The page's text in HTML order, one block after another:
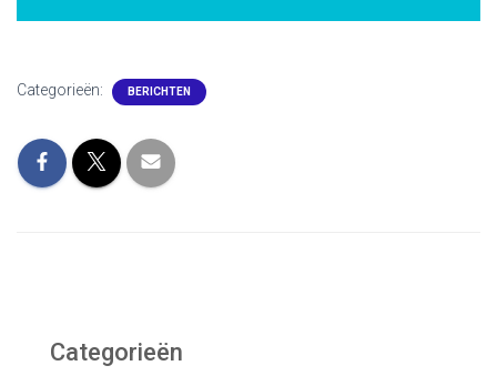
Categorieën: BERICHTEN
Categorieën